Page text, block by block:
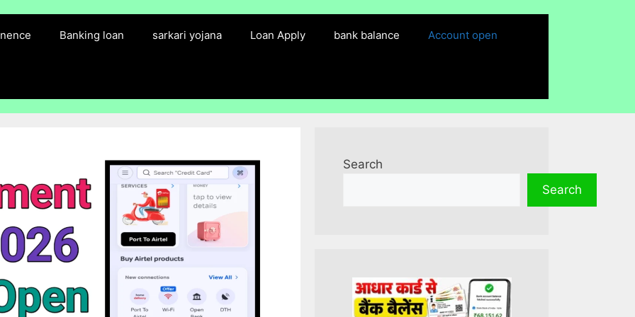
Banking loan sarkari yojana Loan Apply bank balance Account open
Search
Search